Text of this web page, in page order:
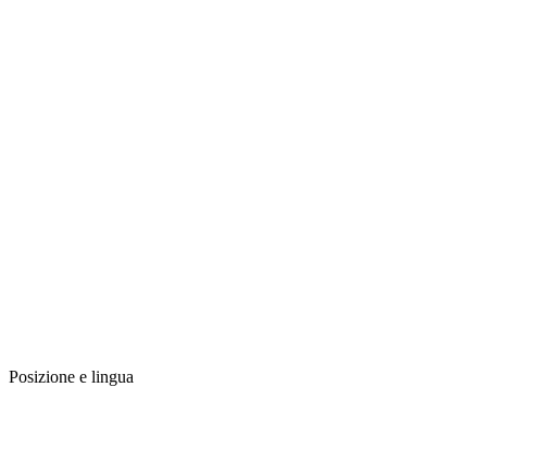
Posizione e lingua